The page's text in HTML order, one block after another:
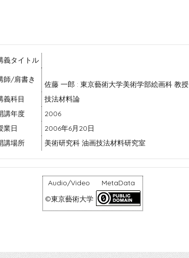
義タイトル
師/肩書き
佐藤 一郎 : 東京藝術大学美術学部絵画科 教授
義科目
技法材料論
講年度
2006
業日
2006年6月20日
講場所
美術研究科 油画技法材料研究室
Audio/Video
MetaData
©東京藝術大学